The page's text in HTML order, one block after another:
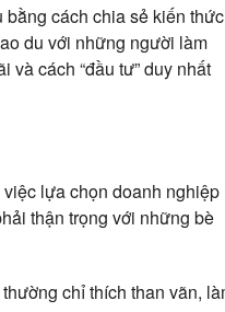
cách chia sẻ kiến thức
du với những người làm
cách “đầu tư” duy nhất
lựa chọn doanh nghiệp
thận trọng với những bè
chỉ thích than vãn,